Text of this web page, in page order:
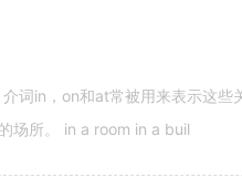
词in，on和at常被用来表示这些
场所。 in a room in a buil